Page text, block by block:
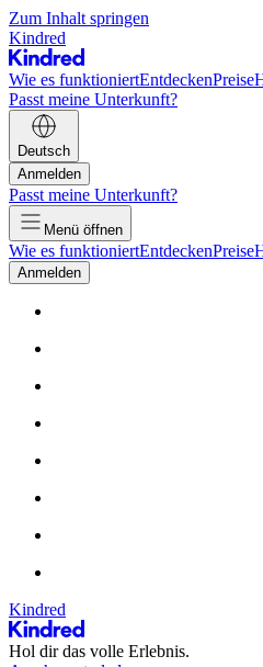
Zum Inhalt springen
Kindred
Wie es funktioniertEntdeckenPreise
Passt meine Unterkunft?
Deutsch
Anmelden
Passt meine Unterkunft?
Menü öffnen
Wie es funktioniertEntdeckenPreise
Anmelden
Kindred
Hol dir das volle Erlebnis.